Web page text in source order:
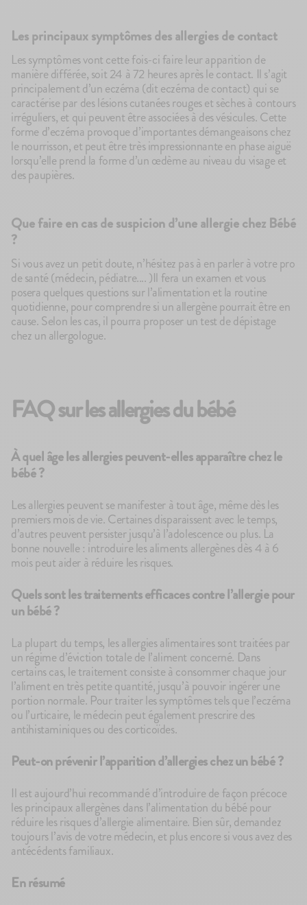
Les principaux symptômes des allergies de contact
Les symptômes vont cette fois-ci faire leur apparition de
manière différée, soit 24 à 72 heures après le contact. Il s’agit
principalement d’un eczéma (dit eczéma de contact) qui se
caractérise par des lésions cutanées rouges et sèches à contours
irréguliers, et qui peuvent être associées à des vésicules. Cette
forme d’eczéma provoque d’importantes démangeaisons chez
le nourrisson, et peut être très impressionnante en phase aiguë
lorsqu’elle prend la forme d’un œdème au niveau du visage et
des paupières.
Que faire en cas de suspicion d’une allergie chez Bébé
?
Si vous avez un petit doute, n’hésitez pas à en parler à votre pro
de santé (médecin, pédiatre.... )Il fera un examen et vous
posera quelques questions sur l’alimentation et la routine
quotidienne, pour comprendre si un allergène pourrait être en
cause. Selon les cas, il pourra proposer un test de dépistage
chez un allergologue.
FAQ sur les allergies du bébé
À quel âge les allergies peuvent-elles apparaître chez le
bébé ?
Les allergies peuvent se manifester à tout âge, même dès les
premiers mois de vie. Certaines disparaissent avec le temps,
d’autres peuvent persister jusqu’à l’adolescence ou plus. La
bonne nouvelle : introduire les aliments allergènes dès 4 à 6
mois peut aider à réduire les risques.
Quels sont les traitements efficaces contre l’allergie pour
un bébé ?
La plupart du temps, les allergies alimentaires sont traitées par
un régime d’éviction totale de l’aliment concerné. Dans
certains cas, le traitement consiste à consommer chaque jour
l’aliment en très petite quantité, jusqu’à pouvoir ingérer une
portion normale. Pour traiter les symptômes tels que l’eczéma
ou l’urticaire, le médecin peut également prescrire des
antihistaminiques ou des corticoïdes.
Peut-on prévenir l’apparition d’allergies chez un bébé ?
Il est aujourd’hui recommandé d’introduire de façon précoce
les principaux allergènes dans l’alimentation du bébé pour
réduire les risques d’allergie alimentaire. Bien sûr, demandez
toujours l’avis de votre médecin, et plus encore si vous avez des
antécédents familiaux.
En résumé